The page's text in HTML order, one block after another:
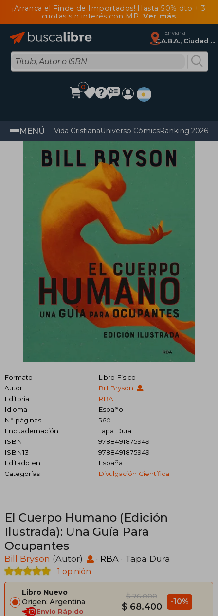
¡Arranca el Finde de Importados! Hasta 50% dto + 3
cuotas sin interés con MP Ver más
Enviar a
C.A.B.A., Ciudad Autónoma De Buenos Aires
0
MENÚ Vida CristianaUniverso CómicsRanking 2026
Formato
Libro Físico
Autor
Bill Bryson
Editorial
RBA
Idioma
Español
N° páginas
560
Encuadernación
Tapa Dura
ISBN
9788491875949
ISBN13
9788491875949
Editado en
España
Categorías
Divulgación Científica
El Cuerpo Humano (Edición
Ilustrada): Una Guía Para
Ocupantes
Bill Bryson (Autor) · RBA · Tapa Dura
1 opinión
Libro Nuevo
Origen: Argentina
Envío Rápido
$ 76.000
$ 68.400 -10%